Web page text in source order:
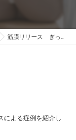
筋膜リリース ぎっくり腰
による症例を紹介し